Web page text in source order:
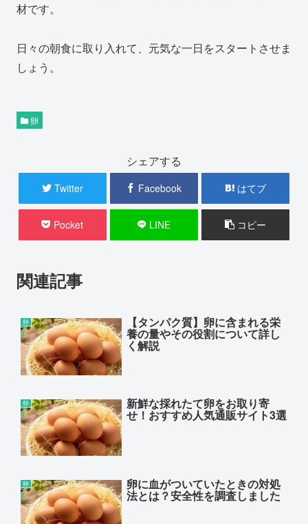
材です。
日々の朝食に取り入れて、元気な一日をスタートさせま
しょう。
卵
シェアする
Twitter Facebook はてブ
Pocket LINE コピー
関連記事
卵 【タンパク質】卵に含まれる栄
養の量やその役割について詳し
く解説
卵 新鮮な採れたて卵をお取り寄
せ！おすすめ人気通販サイト3選
卵 卵に血がついていたときの対処
法とは？安全性を調査しました